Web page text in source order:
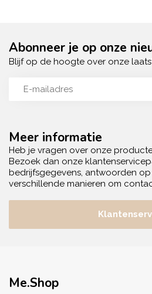
Meer informatie
Heb je vragen over onze
Bezoek dan onze
bedrijfsgegevens, antwoorden
verschillende manieren om
Abonneer je op onze
Blijf op de hoogte over onze
Me.Shop